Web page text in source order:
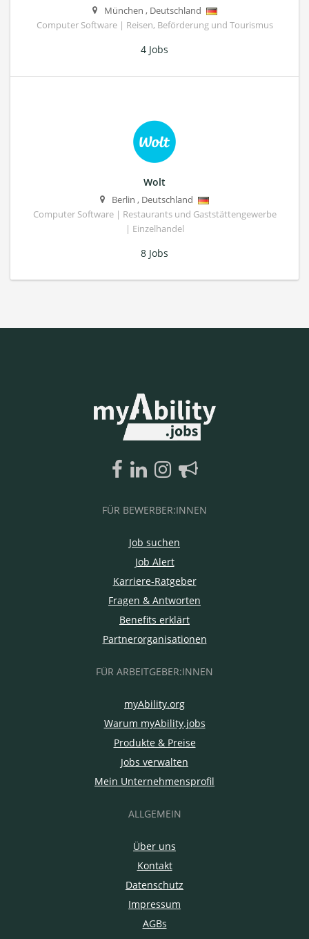
München , Deutschland
Computer Software | Reisen, Beförderung und Tourismus
4 Jobs
Wolt
Berlin , Deutschland
Computer Software | Restaurants und Gaststättengewerbe
| Einzelhandel
8 Jobs
FÜR BEWERBER:INNEN
Job suchen
Job Alert
Karriere-Ratgeber
Fragen & Antworten
Benefits erklärt
Partnerorganisationen
FÜR ARBEITGEBER:INNEN
myAbility.org
Warum myAbility.jobs
Produkte & Preise
Jobs verwalten
Mein Unternehmensprofil
ALLGEMEIN
Über uns
Kontakt
Datenschutz
Impressum
AGBs